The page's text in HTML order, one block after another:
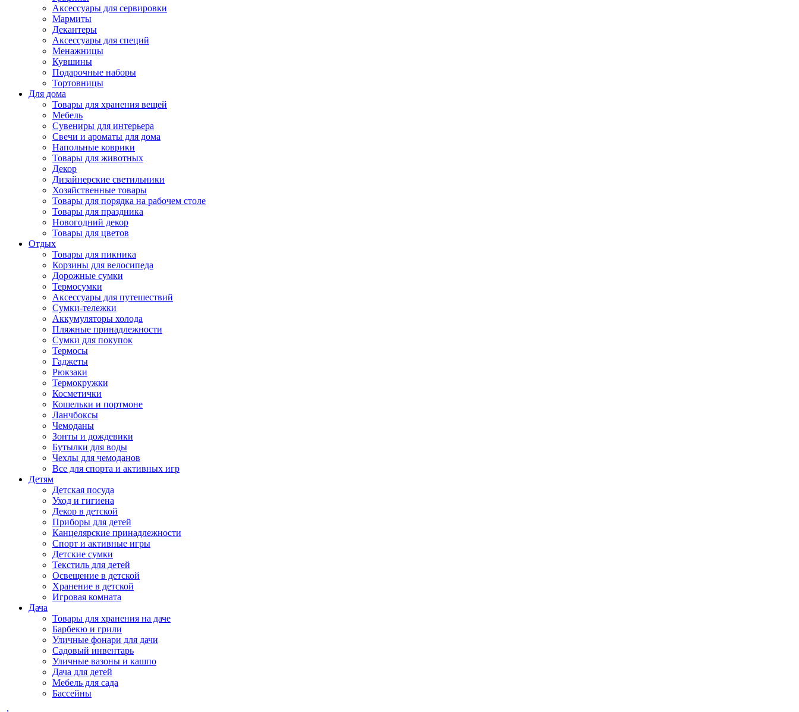
Аксессуары для сервировки
Мармиты
Декантеры
Аксессуары для специй
Менажницы
Кувшины
Подарочные наборы
Тортовницы
Для дома
Товары для хранения вещей
Мебель
Сувениры для интерьера
Свечи и ароматы для дома
Напольные коврики
Товары для животных
Декор
Дизайнерские светильники
Хозяйственные товары
Товары для порядка на рабочем столе
Товары для праздника
Новогодний декор
Товары для цветов
Отдых
Товары для пикника
Корзины для велосипеда
Дорожные сумки
Термосумки
Аксессуары для путешествий
Сумки-тележки
Аккумуляторы холода
Пляжные принадлежности
Сумки для покупок
Термосы
Гаджеты
Рюкзаки
Термокружки
Косметички
Кошельки и портмоне
Ланчбоксы
Чемоданы
Зонты и дождевики
Бутылки для воды
Чехлы для чемоданов
Все для спорта и активных игр
Детям
Детская посуда
Уход и гигиена
Декор в детской
Приборы для детей
Канцелярские принадлежности
Спорт и активные игры
Детские сумки
Текстиль для детей
Освещение в детской
Хранение в детской
Игровая комната
Дача
Товары для хранения на даче
Барбекю и грили
Уличные фонари для дачи
Садовый инвентарь
Уличные вазоны и кашпо
Дача для детей
Мебель для сада
Бассейны